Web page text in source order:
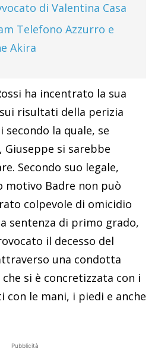
di Valentina Casa
Telefono Azzurro e
Akira
ha incentrato la sua
risultati della perizia
la quale, se
si sarebbe
Secondo suo legale,
Badre non può
colpevole di omicidio
sentenza di primo grado,
il decesso del
una condotta
si è concretizzata con i
le mani, i piedi e anche
Pubblicità